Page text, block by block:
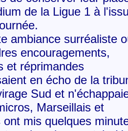
de la Ligue 1 à
ambiance surréaliste
encouragements,
et réprimandes
en écho de la
Sud et
Marseillais et
ont mis quelques